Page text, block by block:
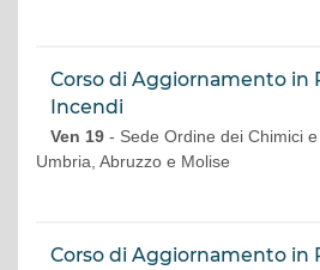
Corso di Aggiornamento in
Incendi
Ven 19- Sede Ordine dei Chimici
Umbria, Abruzzo e Molise
Corso di Aggiornamento in